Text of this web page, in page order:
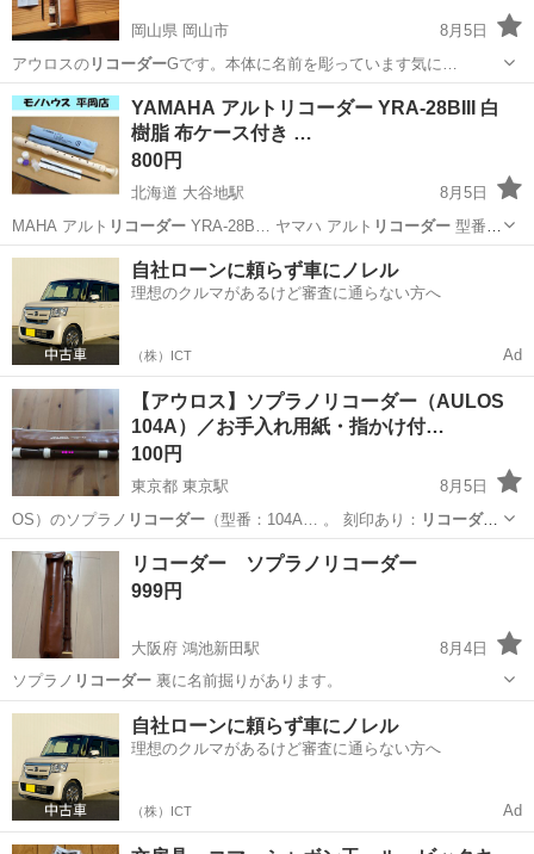
岡山県 岡山市
8月5日
アウロスのリコーダーGです。本体に名前を彫っています気に…
岡山 岡山市 管楽器、笛、ハーモニカ
YAMAHA アルトリコーダー YRA-28BIII 白
樹脂 布ケース付き …
800円
北海道 大谷地駅
8月5日
MAHA アルト リコーダーYRA-28B… ヤマハ アルト リコーダー型番：
Y…
北海道 札幌市 大谷地駅 管楽器、笛、ハーモニカ
リコーダー
自社ローンに頼らず車にノレル
理想のクルマがあるけど審査に通らない方へ
（株）ICT Ad
【アウロス】ソプラノリコーダー（AULOS
104A）／お手入れ用紙・指かけ付…
100円
東京都 東京駅
8月5日
OS）のソプラノ リコーダー（型番：104A… 。 ​刻印あり： リコーダー
本体の裏面に名前…
東京 渋谷区 東京駅 管楽器、笛、ハーモニカ
リコーダー ソプラノリコーダー
999円
大阪府 鴻池新田駅
8月4日
ソプラノ リコーダー 裏に名前掘りがあります。
大阪 東大阪市 鴻池新田駅 管楽器、笛、ハーモニカ
リコーダー
自社ローンに頼らず車にノレル
理想のクルマがあるけど審査に通らない方へ
（株）ICT Ad